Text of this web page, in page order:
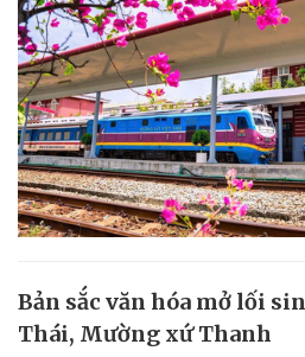
Bản sắc văn hóa mở lối
Thái, Mường xứ Thanh